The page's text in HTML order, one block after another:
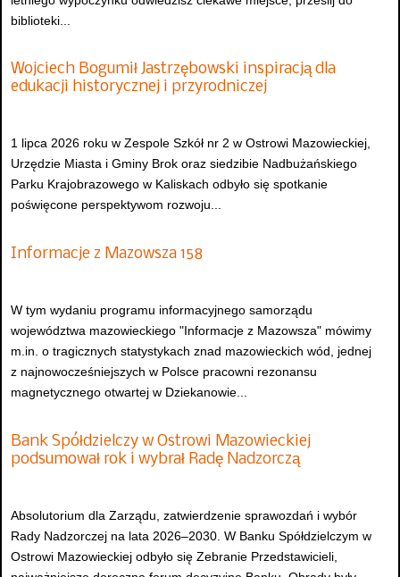
biblioteki...
Wojciech Bogumił Jastrzębowski inspiracją dla
edukacji historycznej i przyrodniczej
1 lipca 2026 roku w Zespole Szkół nr 2 w Ostrowi Mazowieckiej,
Urzędzie Miasta i Gminy Brok oraz siedzibie Nadbużańskiego
Parku Krajobrazowego w Kaliskach odbyło się spotkanie
poświęcone perspektywom rozwoju...
Informacje z Mazowsza 158
W tym wydaniu programu informacyjnego samorządu
województwa mazowieckiego "Informacje z Mazowsza" mówimy
m.in. o tragicznych statystykach znad mazowieckich wód, jednej
z najnowocześniejszych w Polsce pracowni rezonansu
magnetycznego otwartej w Dziekanowie...
Bank Spółdzielczy w Ostrowi Mazowieckiej
podsumował rok i wybrał Radę Nadzorczą
Absolutorium dla Zarządu, zatwierdzenie sprawozdań i wybór
Rady Nadzorczej na lata 2026–2030. W Banku Spółdzielczym w
Ostrowi Mazowieckiej odbyło się Zebranie Przedstawicieli,